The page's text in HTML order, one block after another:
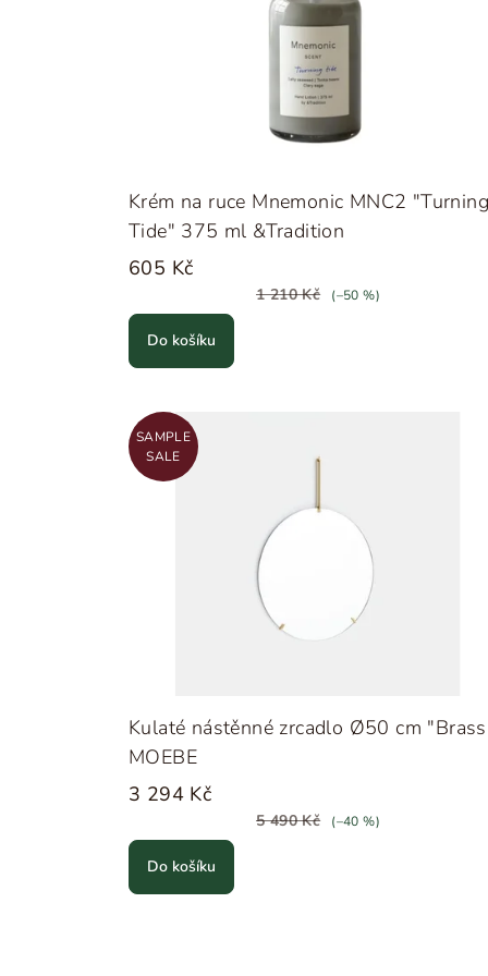
Krém na ruce Mnemonic MNC2 "Turning
Tide" 375 ml &Tradition
605 Kč
1 210 Kč (–50 %)
Do košíku
SAMPLE
SALE
Kulaté nástěnné zrcadlo Ø50 cm
MOEBE
3 294 Kč
5 490 Kč (–40 %)
Do košíku